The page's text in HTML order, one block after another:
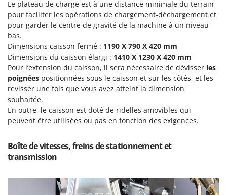
Tondeuses autoportées
Tondeuses débroussailleuses thermiques
Trancheuses de sol
Transpalettes
Treuils de débardage
Tronçonneuses
V
Vêtements de Sécurité
Lampacrescia - MGM
Landxcape
Lavor
Linea VZ
Lisam
Lotusgrill
M
M.A.I.BO.
Macom
Macte Ovens
MAMMAMIA
Le plateau de charge est à une distance minimale du terrain
pour faciliter les opérations de chargement-déchargement et
pour garder le centre de gravité de la machine à un niveau
bas.
Dimensions caisson fermé : 1190 X 790 X 420 mm
Dimensions du caisson élargi : 1410 X 1230 X 420 mm
Pour l’extension du caisson, il sera nécessaire de dévisser les
poignées positionnées sous le caisson et sur les côtés, et les
revisser une fois que vous avez atteint la dimension
souhaitée.
En outre, le caisson est doté de ridelles amovibles qui
peuvent être utilisées ou pas en fonction des exigences.
Boîte de vitesses, freins de stationnement et
transmission